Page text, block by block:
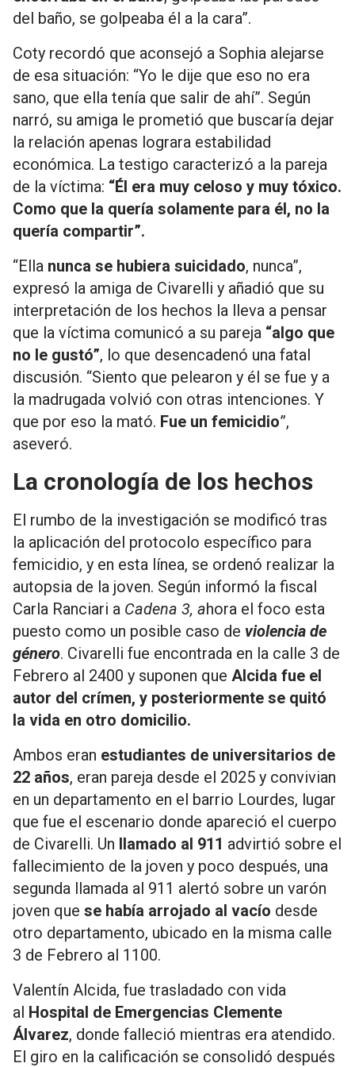
del baño, se golpeaba él a la cara”.
Coty recordó que aconsejó a Sophia alejarse
de esa situación: “Yo le dije que eso no era
sano, que ella tenía que salir de ahí”. Según
narró, su amiga le prometió que buscaría dejar
la relación apenas lograra estabilidad
económica. La testigo caracterizó a la pareja
de la víctima: “Él era muy celoso y muy tóxico.
Como que la quería solamente para él, no la
quería compartir”.
“Ella nunca se hubiera suicidado, nunca”,
expresó la amiga de Civarelli y añadió que su
interpretación de los hechos la lleva a pensar
que la víctima comunicó a su pareja “algo que
no le gustó”, lo que desencadenó una fatal
discusión. “Siento que pelearon y él se fue y a
la madrugada volvió con otras intenciones. Y
que por eso la mató. Fue un femicidio”,
aseveró.
La cronología de los hechos
El rumbo de la investigación se modificó tras
la aplicación del protocolo específico para
femicidio, y en esta línea, se ordenó realizar la
autopsia de la joven. Según informó la fiscal
Carla Ranciari a Cadena 3, ahora el foco esta
puesto como un posible caso de violencia de
género. Civarelli fue encontrada en la calle 3 de
Febrero al 2400 y suponen que Alcida fue el
autor del crímen, y posteriormente se quitó
la vida en otro domicilio.
Ambos eran estudiantes de universitarios de
22 años, eran pareja desde el 2025 y convivian
en un departamento en el barrio Lourdes, lugar
que fue el escenario donde apareció el cuerpo
de Civarelli. Un llamado al 911 advirtió sobre el
fallecimiento de la joven y poco después, una
segunda llamada al 911 alertó sobre un varón
joven que se había arrojado al vacío desde
otro departamento, ubicado en la misma calle
3 de Febrero al 1100.
Valentín Alcida, fue trasladado con vida
al Hospital de Emergencias Clemente
Álvarez, donde falleció mientras era atendido.
El giro en la calificación se consolidó después